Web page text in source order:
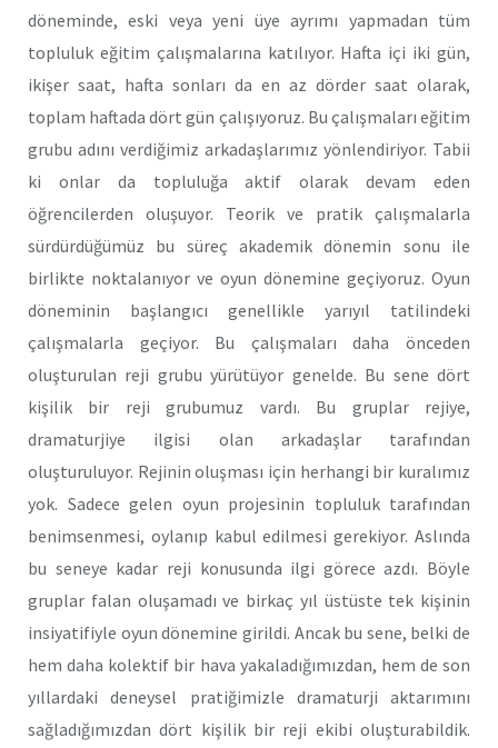
döneminde, eski veya yeni üye ayrımı yapmadan tüm
topluluk eğitim çalışmalarına katılıyor. Hafta içi iki gün,
ikişer saat, hafta sonları da en az dörder saat olarak,
toplam haftada dört gün çalışıyoruz. Bu çalışmaları eğitim
grubu adını verdiğimiz arkadaşlarımız yönlendiriyor. Tabii
ki onlar da topluluğa aktif olarak devam eden
öğrencilerden oluşuyor. Teorik ve pratik çalışmalarla
sürdürdüğümüz bu süreç akademik dönemin sonu ile
birlikte noktalanıyor ve oyun dönemine geçiyoruz. Oyun
döneminin başlangıcı genellikle yarıyıl tatilindeki
çalışmalarla geçiyor. Bu çalışmaları daha önceden
oluşturulan reji grubu yürütüyor genelde. Bu sene dört
kişilik bir reji grubumuz vardı. Bu gruplar rejiye,
dramaturjiye ilgisi olan arkadaşlar tarafından
oluşturuluyor. Rejinin oluşması için herhangi bir kuralımız
yok. Sadece gelen oyun projesinin topluluk tarafından
benimsenmesi, oylanıp kabul edilmesi gerekiyor. Aslında
bu seneye kadar reji konusunda ilgi görece azdı. Böyle
gruplar falan oluşamadı ve birkaç yıl üstüste tek kişinin
insiyatifiyle oyun dönemine girildi. Ancak bu sene, belki de
hem daha kolektif bir hava yakaladığımızdan, hem de son
yıllardaki deneysel pratiğimizle dramaturji aktarımını
sağladığımızdan dört kişilik bir reji ekibi oluşturabildik.